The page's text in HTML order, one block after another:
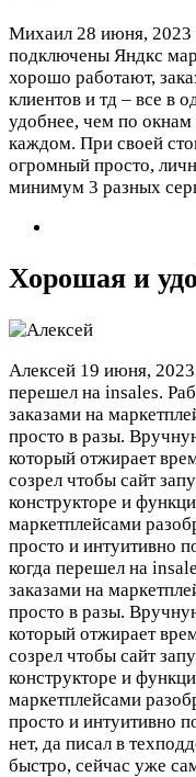
Михаил 28 июня, 2023
подключены Яндкс
хорошо работают,
клиентов и тд – все в
удобнее, чем по окнам
каждом. При своей
огромный просто,
минимум 3 разных
Хорошая и
Алексей 19 июня, 2023
перешел на insales.
заказами на
просто в разы.
который отжирает
созрел чтобы сайт
конструкторе и
маркетплейсами
просто и интуитивно
когда перешел на
заказами на
просто в разы.
который отжирает
созрел чтобы сайт
конструкторе и
маркетплейсами
просто и интуитивно
нет, да писал в
быстро, сейчас уже